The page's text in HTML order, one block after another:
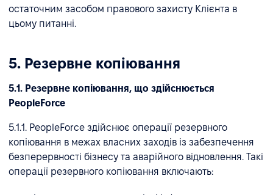
остаточним засобом правового захисту Клієнта в
цьому питанні.
5. Резервне копіювання
5.1. Резервне копіювання, що здійснюється
PeopleForce
5.1.1. PeopleForce здійснює операції резервного
копіювання в межах власних заходів із забезпечення
безперервності бізнесу та аварійного відновлення. Такі
операції резервного копіювання включають: